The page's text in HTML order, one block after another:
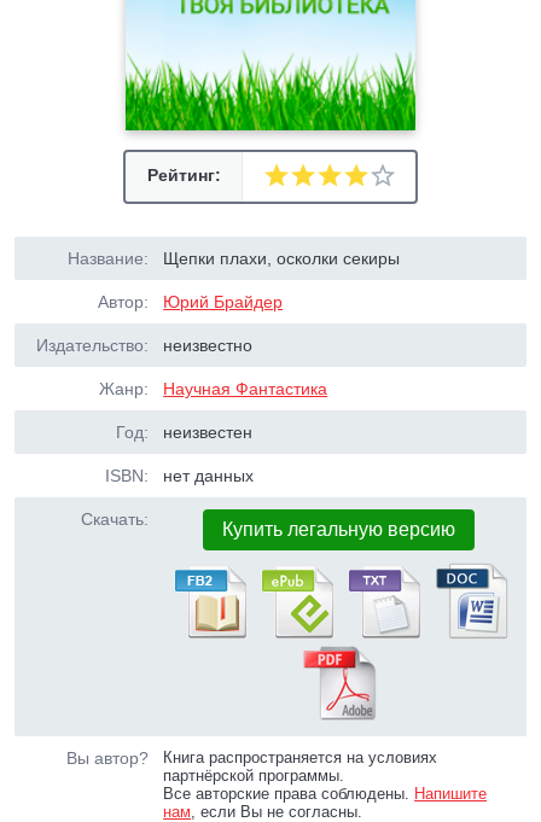
Рейтинг:
Название: Щепки плахи, осколки секиры
Автор: Юрий Брайдер
Издательство: неизвестно
Жанр: Научная Фантастика
Год: неизвестен
ISBN: нет данных
Скачать: Купить легальную версию
Вы автор?
Книга распространяется на условиях
партнёрской программы.
Все авторские права соблюдены. Напишите
нам, если Вы не согласны.